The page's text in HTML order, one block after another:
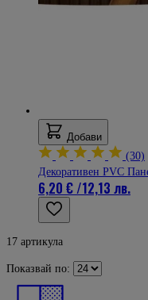
Добави
(30)
Декоративен PVC
6,20 €/12,13 лв.
17 артикула
Показвай по: